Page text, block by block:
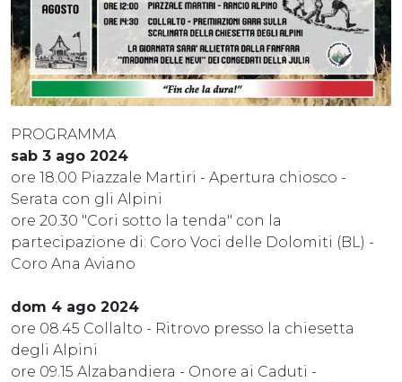
PROGRAMMA
sab 3 ago 2024
ore 18.00 Piazzale Martiri - Apertura chiosco -
Serata con gli Alpini
ore 20.30 "Cori sotto la tenda" con la
partecipazione di: Coro Voci delle Dolomiti (BL) -
Coro Ana Aviano
dom 4 ago 2024
ore 08.45 Collalto - Ritrovo presso la chiesetta
degli Alpini
ore 09.15 Alzabandiera - Onore ai Caduti -